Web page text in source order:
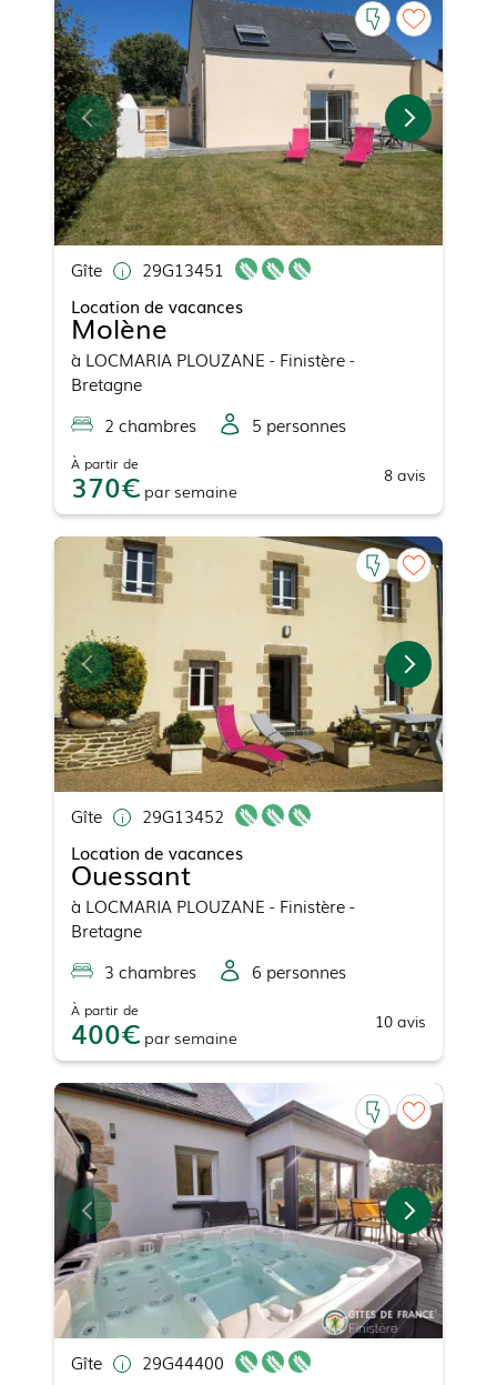
Gîte
29G13451
Location de vacances
Molène
à LOCMARIA PLOUZANE - Finistère -
Bretagne
2 chambres 5 personnes
À partir de
370 par semaine
8 avis
Gîte
29G13452
Location de vacances
Ouessant
à LOCMARIA PLOUZANE - Finistère -
Bretagne
3 chambres 6 personnes
À partir de
400 par semaine
10 avis
Gîte
29G44400